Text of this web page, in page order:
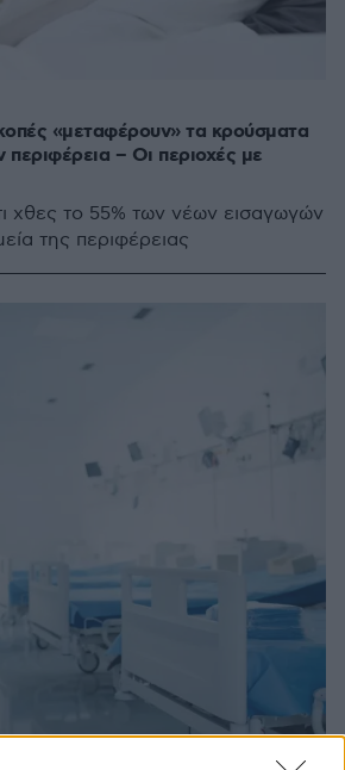
«μεταφέρουν» τα κρούσματα
περιφέρεια – Οι περιοχές με
χθες το 55% των νέων εισαγωγών
της περιφέρειας